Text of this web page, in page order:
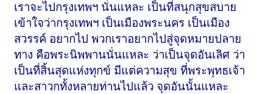
เราจะไปกรุงเทพฯ นั่นแหละ เป็นที่สนุกสุขสบาย
เข้าใจว่ากรุงเทพฯ เป็นเมืองพระนคร เป็นเมือง
สวรรค์ อยากไป พวกเราอยากไปสู่จุดหมายปลาย
ทาง คือพระนิพพานนั่นแหละ ว่าเป็นจุดอันเลิศ ว่า
เป็นที่สิ้นสุดแห่งทุกข์ มีแต่ความสุข ที่พระพุทธเจ้า
และสาวกทั้งหลายท่านไปแล้ว จุดอันนั้นแหละ